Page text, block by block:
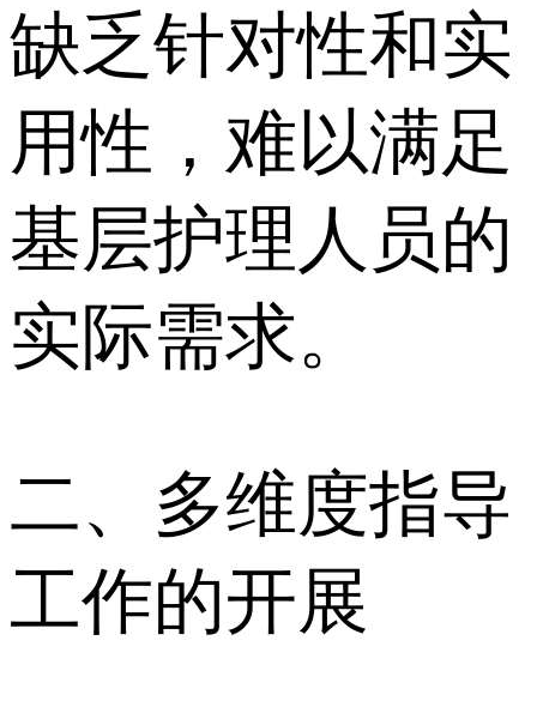
缺乏针对性和实
用性，难以满足
基层护理人员的
实际需求。
二、多维度指导
工作的开展